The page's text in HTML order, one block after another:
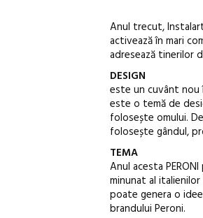
Anul trecut,
activează în mari
adresează tinerilor
DESIGN
este un cuvânt nou
este o temă de
folosește omului.
folosește gândul,
TEMA
Anul acesta
minunat al
poate genera o
brandului Peroni.